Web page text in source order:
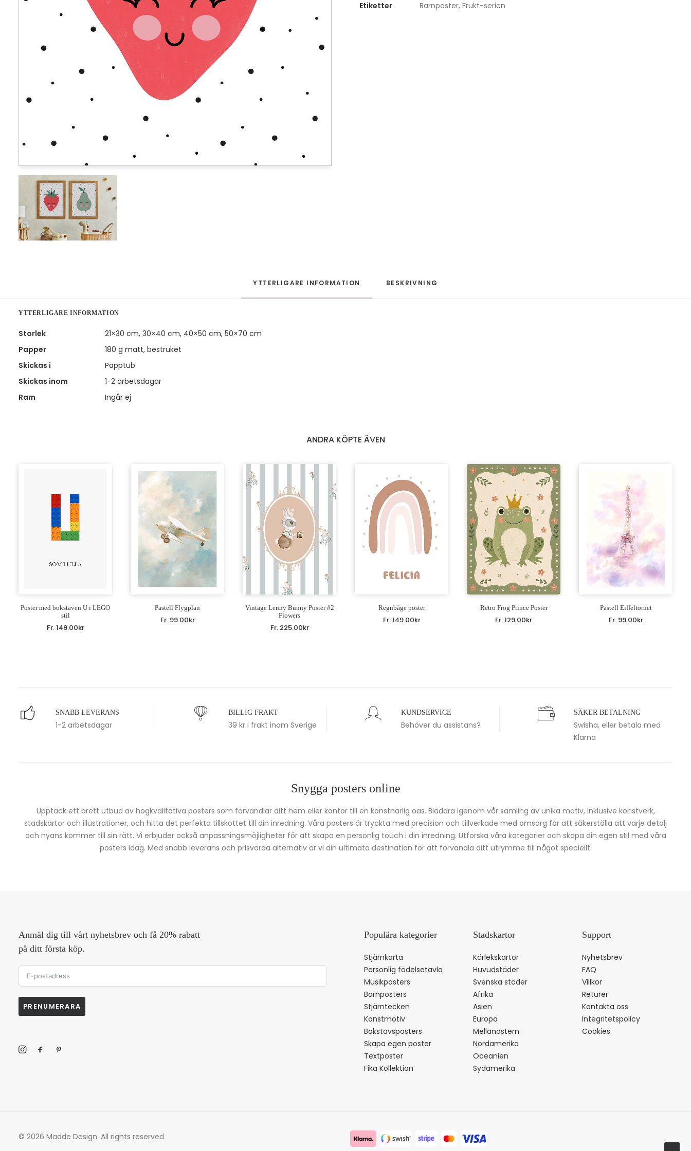
Etiketter
Barnposter, Frukt-serien
YTTERLIGARE INFORMATION BESKRIVNING
YTTERLIGARE INFORMATION
Storlek
21×30 cm, 30×40 cm, 40×50 cm, 50×70 cm
Papper
180 g matt, bestruket
Skickas i
Papptub
Skickas inom
1-2 arbetsdagar
Ram
Ingår ej
ANDRA KÖPTE ÄVEN
Poster med bokstaven U i LEGO
stil
Fr.149.00kr
Pastell Flygplan
Fr. 99.00kr
Vintage Lenny Bunny Poster #2
Flowers
Fr. 225.00kr
Regnbåge poster
Fr.149.00kr
Retro Frog Prince Poster
Fr.129.00kr
Pastell Eiffeltornet
Fr. 99.00kr
SNABB LEVERANS
1-2 arbetsdagar
BILLIG FRAKT
39 kr i frakt inom Sverige
KUNDSERVICE
Behöver du assistans?
SÄKER BETALNING
Swisha, eller betala med
Klarna
Snygga posters online
Upptäck ett brett utbud av högkvalitativa posters som förvandlar ditt hem eller kontor till en konstnärlig oas. Bläddra igenom vår samling av unika motiv, inklusive konstverk,
stadskartor och illustrationer, och hitta det perfekta tillskottet till din inredning. Våra posters är tryckta med precision och tillverkade med omsorg för att säkerställa att varje detalj
och nyans kommer till sin rätt. Vi erbjuder också anpassningsmöjligheter för att skapa en personlig touch i din inredning. Utforska våra kategorier och skapa din egen stil med våra
posters idag. Med snabb leverans och prisvärda alternativ är vi din ultimata destination för att förvandla ditt utrymme till något speciellt.
Anmäl dig till vårt nyhetsbrev och få 20% rabatt
på ditt första köp.
PRENUMERARA
Populära kategorier
Stjärnkarta
Personlig födelsetavla
Musikposters
Barnposters
Stjärntecken
Konstmotiv
Bokstavsposters
Skapa egen poster
Textposter
Fika Kollektion
Stadskartor
Kärlekskartor
Huvudstäder
Svenska städer
Afrika
Asien
Europa
Mellanöstern
Nordamerika
Oceanien
Sydamerika
Support
Nyhetsbrev
FAQ
Villkor
Returer
Kontakta oss
Integritetspolicy
Cookies
© 2026 Madde Design. All rights reserved